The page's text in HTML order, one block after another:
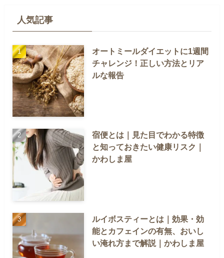
人気記事
オートミールダイエットに1週間
チャレンジ！正しい方法とリア
ルな報告
宿便とは｜見た目でわかる特徴
と知っておきたい健康リスク｜
かわしま屋
ルイボスティーとは｜効果・効
能とカフェインの有無、おいし
い淹れ方まで解説｜かわしま屋